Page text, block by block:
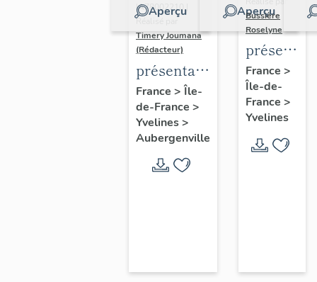
Aperçu
IA78002210 |
Réalisé par
Timery Joumana
(Rédacteur)
présentation
de l'étude
d'Elisabethville
France > Île-
de-France >
Yvelines>
Aubergenville
Aperçu
Bussière
Roselyne
du
diagnostic
et
France >
Île-de-
France >
Yvelines